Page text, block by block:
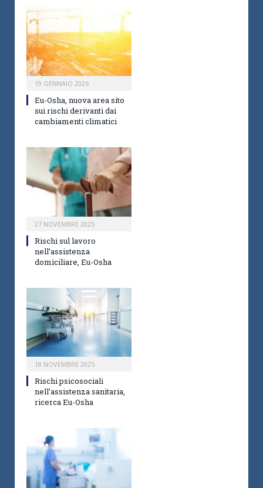
19 GENNAIO 2026
Eu-Osha, nuova area sito
sui rischi derivanti dai
cambiamenti climatici
27 NOVEMBRE 2025
Rischi sul lavoro
nell’assistenza
domiciliare, Eu-Osha
18 NOVEMBRE 2025
Rischi psicosociali
nell’assistenza sanitaria,
ricerca Eu-Osha